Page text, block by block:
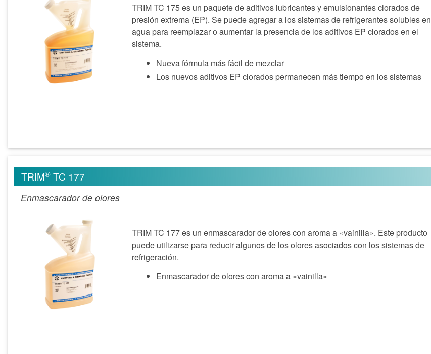
TRIM TC 175 es un paquete de aditivos lubricantes y emulsionantes clorados de
presión extrema (EP). Se puede agregar a los sistemas de refrigerantes solubles en
agua para reemplazar o aumentar la presencia de los aditivos EP clorados en el
sistema.
Nueva fórmula más fácil de mezclar
Los nuevos aditivos EP clorados permanecen más tiempo en los sistemas
TRIM® TC 177
Enmascarador de olores
TRIM TC 177 es un enmascarador de olores con aroma a «vainilla». Este producto
puede utilizarse para reducir algunos de los olores asociados con los sistemas de
refrigeración.
Enmascarador de olores con aroma a «vainilla»